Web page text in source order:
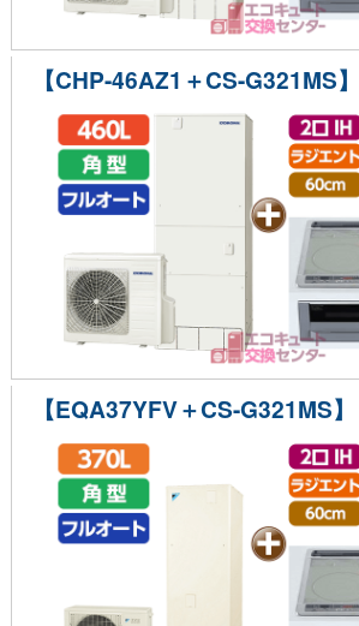
【CHP-46AZ1＋CS-G321MS】
【EQA37YFV＋CS-G321MS】